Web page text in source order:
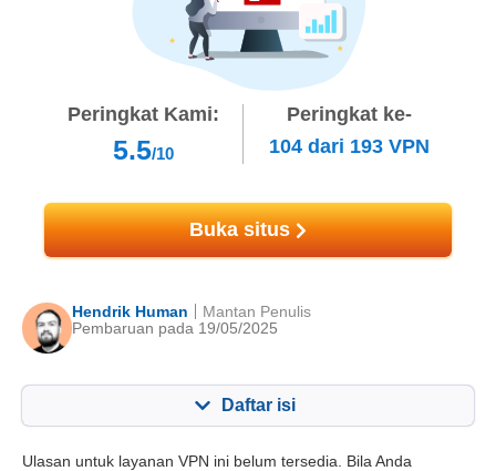
Peringkat Kami:
5.5/10
Peringkat ke-
104dari 193 VPN
Buka situs
Hendrik Human
Pembaruan pada 19/05/2025
Mantan Penulis
Daftar isi
Ulasan untuk layanan VPN ini belum tersedia. Bila Anda